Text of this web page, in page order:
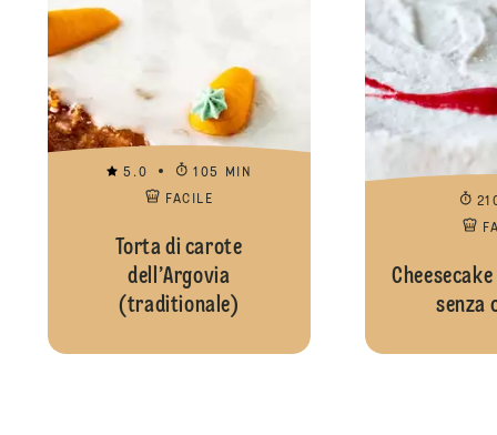
5.0
105 MIN
FACILE
Torta di carote
dell’Argovia
(traditionale)
senza